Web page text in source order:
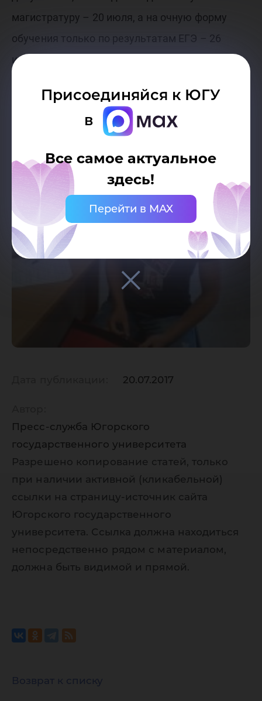
Присоединяйся к ЮГУ
в
Все самое актуальное
здесь!
Перейти в MAX
магистратуру – 20 июля, а на очную форму
обучения только по результатам ЕГЭ – 26
июля.
20.07.2017
Пресс-служба Югорского
государственного университета
Разрешено копирование статей, только
при наличии активной (кликабельной)
ссылки на страницу-источник сайта
Югорского государственного
университета. Ссылка должна находиться
непосредственно рядом с материалом,
должна быть видимой и прямой.
Возврат к списку